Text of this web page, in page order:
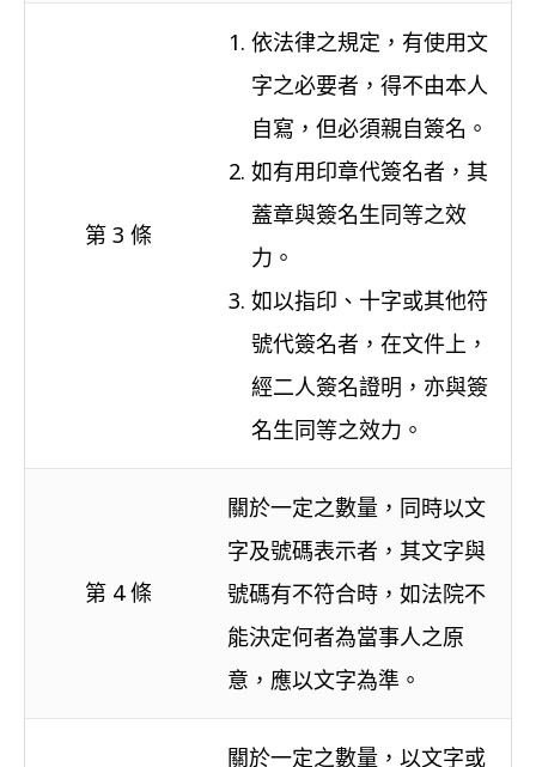
第 3 條
依法律之規定，有使用文
字之必要者，得不由本人
自寫，但必須親自簽名。
如有用印章代簽名者，其
蓋章與簽名生同等之效
力。
如以指印、十字或其他符
號代簽名者，在文件上，
經二人簽名證明，亦與簽
名生同等之效力。
第 4 條
關於一定之數量，同時以文
字及號碼表示者，其文字與
號碼有不符合時，如法院不
能決定何者為當事人之原
意，應以文字為準。
關於一定之數量，以文字或